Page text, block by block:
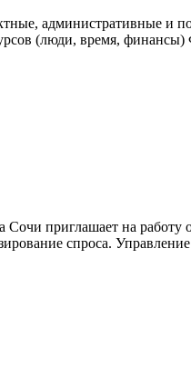
административные и
(люди, время,
приглашает на работу
спроса.